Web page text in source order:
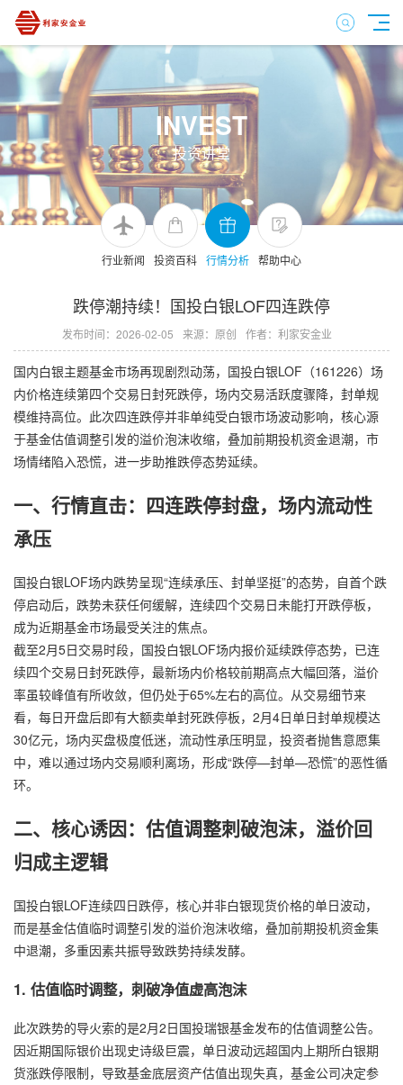
INVEST
投资讲堂
行业新闻 投资百科 行情分析 帮助中心
跌停潮持续！国投白银LOF四连跌停
发布时间：2026-02-05 来源：原创 作者：利家安金业
国内白银主题基金市场再现剧烈动荡，国投白银LOF（161226）场
内价格连续第四个交易日封死跌停，场内交易活跃度骤降，封单规
模维持高位。此次四连跌停并非单纯受白银市场波动影响，核心源
于基金估值调整引发的溢价泡沫收缩，叠加前期投机资金退潮，市
场情绪陷入恐慌，进一步助推跌停态势延续。
一、行情直击：四连跌停封盘，场内流动性
承压
国投白银LOF场内跌势呈现“连续承压、封单坚挺”的态势，自首个跌
停启动后，跌势未获任何缓解，连续四个交易日未能打开跌停板，
成为近期基金市场最受关注的焦点。
截至2月5日交易时段，国投白银LOF场内报价延续跌停态势，已连
续四个交易日封死跌停，最新场内价格较前期高点大幅回落，溢价
率虽较峰值有所收敛，但仍处于65%左右的高位。从交易细节来
看，每日开盘后即有大额卖单封死跌停板，2月4日单日封单规模达
30亿元，场内买盘极度低迷，流动性承压明显，投资者抛售意愿集
中，难以通过场内交易顺利离场，形成“跌停—封单—恐慌”的恶性循
环。
二、核心诱因：估值调整刺破泡沫，溢价回
归成主逻辑
国投白银LOF连续四日跌停，核心并非白银现货价格的单日波动，
而是基金估值临时调整引发的溢价泡沫收缩，叠加前期投机资金集
中退潮，多重因素共振导致跌势持续发酵。
1. 估值临时调整，刺破净值虚高泡沫
此次跌势的导火索的是2月2日国投瑞银基金发布的估值调整公告。
因近期国际银价出现史诗级巨震，单日波动远超国内上期所白银期
货涨跌停限制，导致基金底层资产估值出现失真，基金公司决定参